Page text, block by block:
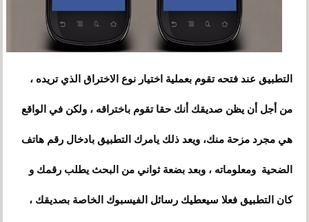
التطبيق عند فتحه تقوم بعملية اختيار نوع الاختراق الذي تريده ،
من أجل أن يظن صديقك أنك حقا تقوم باختراقه ، ولكن في الواقع
هي مجرد مزحة منك، ويعد ذلك يامرك التطبيق بادخال رقم هاتف
الضحية ومعلوماته ، وبعد بضعة ثواني من البحث يطلب رقمك و
كان التطبيق فعلا سيعطيك رسائل الفيسبوك الخاصة بصديقك ،